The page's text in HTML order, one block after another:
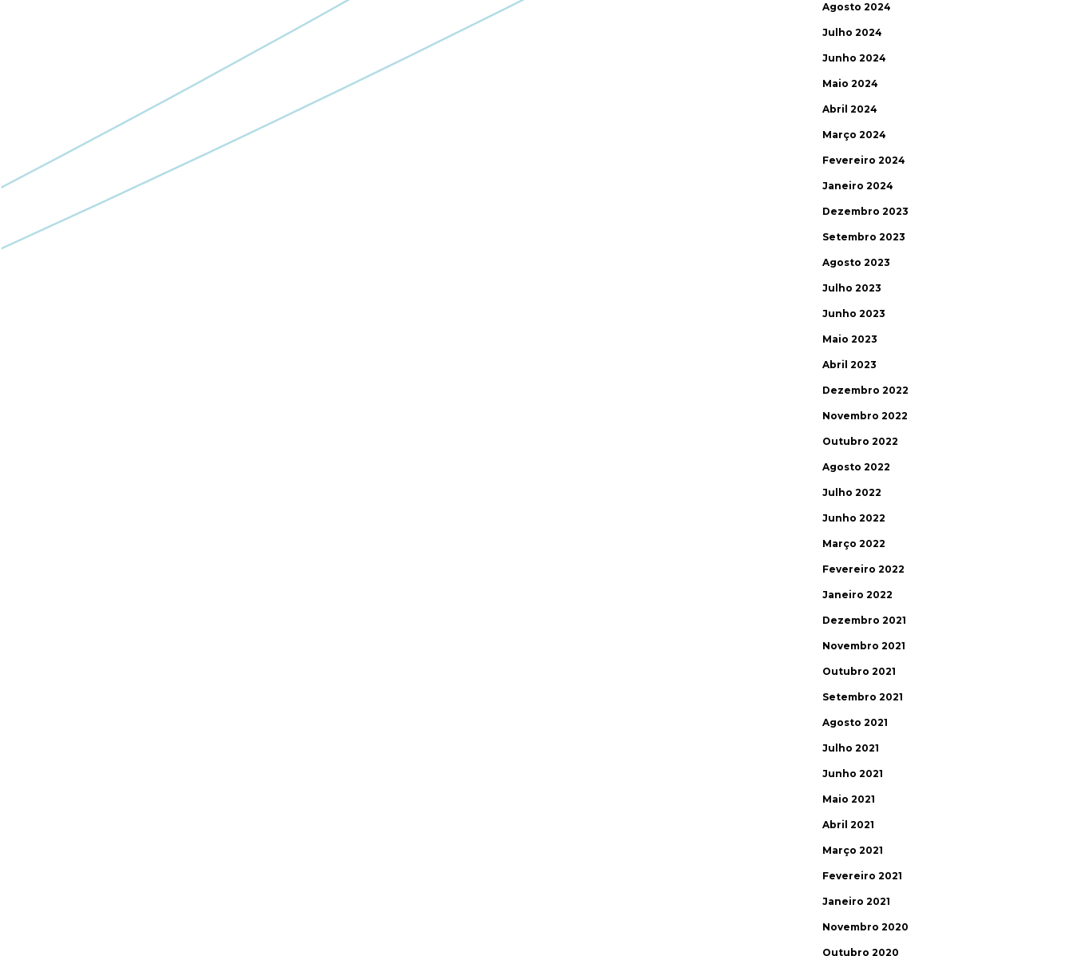
Agosto 2024
Julho 2024
Junho 2024
Maio 2024
Abril 2024
Março 2024
Fevereiro 2024
Janeiro 2024
Dezembro 2023
Setembro 2023
Agosto 2023
Julho 2023
Junho 2023
Maio 2023
Abril 2023
Dezembro 2022
Novembro 2022
Outubro 2022
Agosto 2022
Julho 2022
Junho 2022
Março 2022
Fevereiro 2022
Janeiro 2022
Dezembro 2021
Novembro 2021
Outubro 2021
Setembro 2021
Agosto 2021
Julho 2021
Junho 2021
Maio 2021
Abril 2021
Março 2021
Fevereiro 2021
Janeiro 2021
Novembro 2020
Outubro 2020